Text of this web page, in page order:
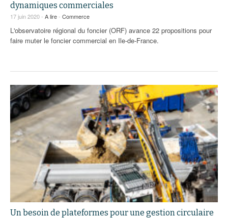
dynamiques commerciales
17 juin 2020 - A lire- Commerce
L'observatoire régional du foncier (ORF) avance 22 propositions pour
faire muter le foncier commercial en Ile-de-France.
Un besoin de plateformes pour une gestion circulaire